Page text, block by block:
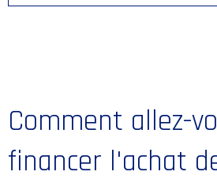
Comment allez-
financer l'achat